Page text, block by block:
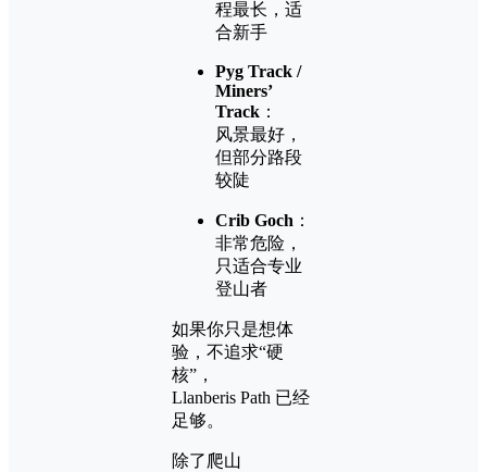
程最长，适
合新手
Pyg Track /
Miners’
Track ：
风景最好，
但部分路段
较陡
Crib Goch ：
非常危险，
只适合专业
登山者
如果你只是想体
验，不追求“硬
核”，
Llanberis Path 已经
足够。
除了爬山